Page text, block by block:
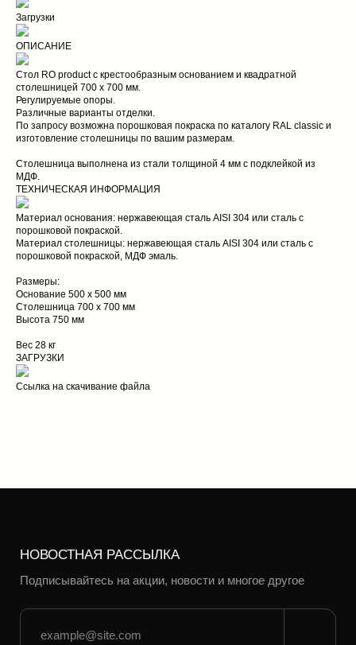
Загрузки
ОПИСАНИЕ
Стол RO product с крестообразным основанием и квадратной
столешницей 700 х 700 мм.
Регулируемые опоры.
Различные варианты отделки.
По запросу возможна порошковая покраска по каталогу RAL classic и
изготовление столешницы по вашим размерам.
Столешница выполнена из стали толщиной 4 мм с подклейкой из
МДФ.
ТЕХНИЧЕСКАЯ ИНФОРМАЦИЯ
Материал основания: нержавеющая сталь AISI 304 или сталь с
порошковой покраской.
Материал столешницы: нержавеющая сталь AISI 304 или сталь с
порошковой покраской, МДФ эмаль.
Размеры:
Основание 500 х 500 мм
Столешница 700 х 700 мм
Высота 750 мм
Вес 28 кг
ЗАГРУЗКИ
Ссылка на скачивание файла
ДИСПЕНСЕРЫ
СТОЛЫ
КУХОННЫЕ АКСЕССУАРЫ
КОНТАКТЫ
Подписывайтесь на акции, новости и многое другое
НОВОСТНАЯ РАССЫЛКА